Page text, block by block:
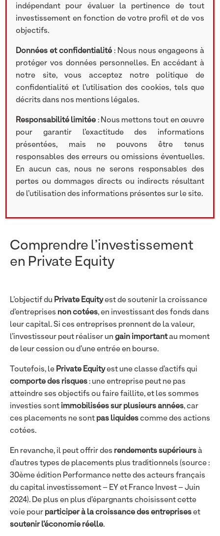
titres en portefeuille
LePlan d’Épargne Retraite (PER)
la fois une diversité de supports d’investissementet un
cadre fiscal avantageux. Il est possible d’investir en
Private Equity dans un PER depuis 2019.
Employer lePER comme véhicule d’investissement en
PER à long terme avec lesperspectives de performance
de cette classe d’actifs dynamique.
Le PER n’est pas le seul type de contrat permettant
d’investir en private equity. Si vous souhaitez en savoir
plus, n’hésitez pas àconsulter notre article sur
l’investissement en private equity dans les contrats
Comprendre l’investissement
en Private Equity
L’objectif du Private Equityest de soutenir la croissance
d’entreprises non cotées, en investissant des fonds dans
leur capital. Si ces entreprises prennent de la valeur,
l’investisseur peut réaliser un gain importantau moment
de leur cession ou d’une entrée en bourse.
Toutefois, le Private Equityest une classe d’actifs qui
comporte des risques: une entreprise peut ne pas
atteindre ses objectifs ou faire faillite, et les sommes
investies sont immobilisées sur plusieurs années, car
ces placements ne sont pas liquidescomme des actions
cotées.
En revanche, il peut offrir des rendements supérieursà
d’autres types de placements plus traditionnels (source :
30ème édition Performance nette des acteurs français
du capital investissement – EY et France Invest – Juin
2024). De plus en plus d’épargnants choisissent cette
voie pour participer à la croissance des entrepriseset
soutenir l’économie réelle.
indépendant pour évaluer la pertinence de tout
investissement en fonction de votre profil et de vos
objectifs.
Données et confidentialité : Nous nous engageons à
protéger vos données personnelles. En accédant à
notre site, vous acceptez notre politique de
confidentialité et l’utilisation des cookies, tels que
décrits dans nos mentions légales.
Responsabilité limitée : Nous mettons tout en œuvre
pour garantir l’exactitude des informations
présentées, mais ne pouvons être tenus
responsables des erreurs ou omissions éventuelles.
En aucun cas, nous ne serons responsables des
pertes ou dommages directs ou indirects résultant
de l’utilisation des informations présentes sur le site.